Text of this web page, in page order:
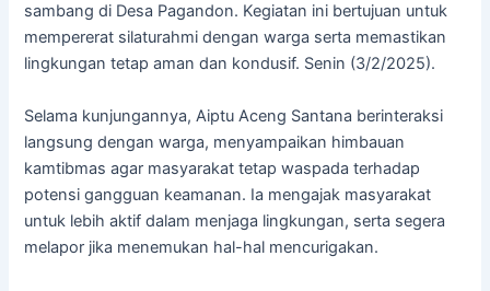
sambang di Desa Pagandon. Kegiatan ini bertujuan untuk
mempererat silaturahmi dengan warga serta memastikan
lingkungan tetap aman dan kondusif. Senin (3/2/2025).
Selama kunjungannya, Aiptu Aceng Santana berinteraksi
langsung dengan warga, menyampaikan himbauan
kamtibmas agar masyarakat tetap waspada terhadap
potensi gangguan keamanan. Ia mengajak masyarakat
untuk lebih aktif dalam menjaga lingkungan, serta segera
melapor jika menemukan hal-hal mencurigakan.